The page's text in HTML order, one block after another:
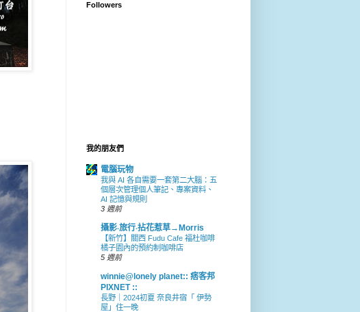
Followers
我的朋友們
電腦玩物
我與 AI 各自需要一套第二大腦：五
個層次管理個人筆記、專案資料、
AI 記憶與規則
3 週前
攝影‧旅行‧拈花惹草→Morris
【新竹】關西 Fudu Cafe 福杜咖啡
橘子園內的預約制咖啡店
5 週前
winnie@lonely planet:: 痞客邦
PIXNET ::
長野｜2024初夏 奈良井宿「 伊勢
屋」住一晚